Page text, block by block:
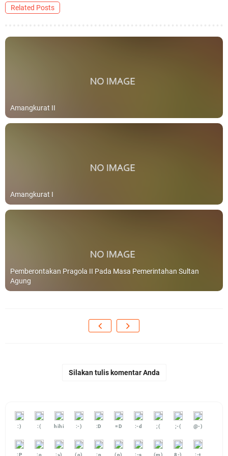
Related Posts
Amangkurat II
Amangkurat I
Pemberontakan Pragola II Pada Masa Pemerintahan Sultan
Agung
Silakan tulis komentar Anda
:) :( hihi :-) :D =D :-d ;( ;-( @-)
:P :o :>) (o) :p (p) :-s (m) 8-) :-t